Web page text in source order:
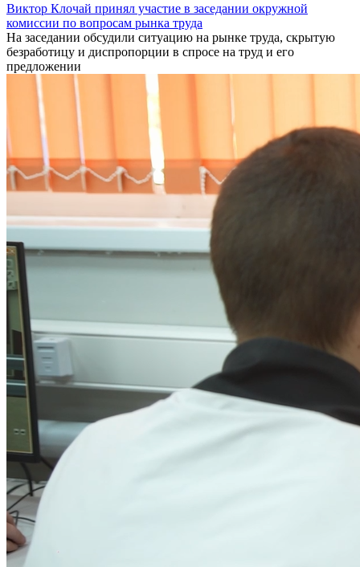
Виктор Клочай принял участие в заседании окружной
комиссии по вопросам рынка труда
На заседании обсудили ситуацию на рынке труда, скрытую
безработицу и диспропорции в спросе на труд и его
предложении